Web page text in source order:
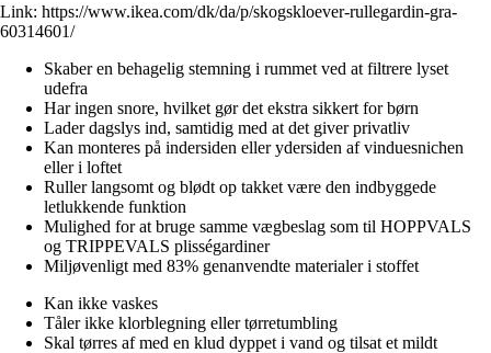
Link: https://www.ikea.com/dk/da/p/skogskloever-rullegardin-gra-
60314601/
Skaber en behagelig stemning i rummet ved at filtrere lyset
udefra
Har ingen snore, hvilket gør det ekstra sikkert for børn
Lader dagslys ind, samtidig med at det giver privatliv
Kan monteres på indersiden eller ydersiden af vinduesnichen
eller i loftet
Ruller langsomt og blødt op takket være den indbyggede
letlukkende funktion
Mulighed for at bruge samme vægbeslag som til HOPPVALS
og TRIPPEVALS plisségardiner
Miljøvenligt med 83% genanvendte materialer i stoffet
Kan ikke vaskes
Tåler ikke klorblegning eller tørretumbling
Skal tørres af med en klud dyppet i vand og tilsat et mildt